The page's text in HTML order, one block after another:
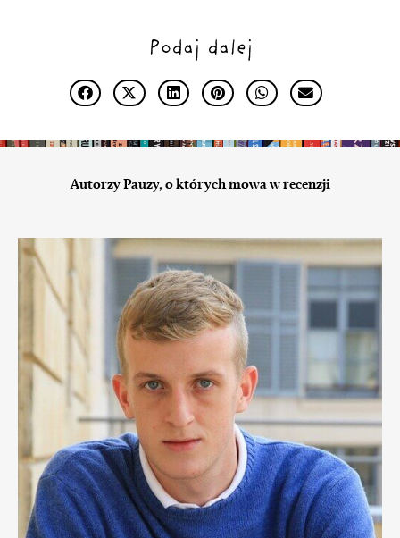
Podaj dalej
Autorzy Pauzy, o których mowa w recenzji